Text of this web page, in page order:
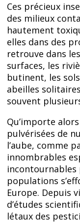
Ces précieux
des milieux
hautement
elles dans des
retrouve dans
surfaces, les
butinent, les
abeilles
souvent
Qu’importe
pulvérisées de
l’aube, comme
innombrables
populations
Europe. Depuis
d’études
létaux des